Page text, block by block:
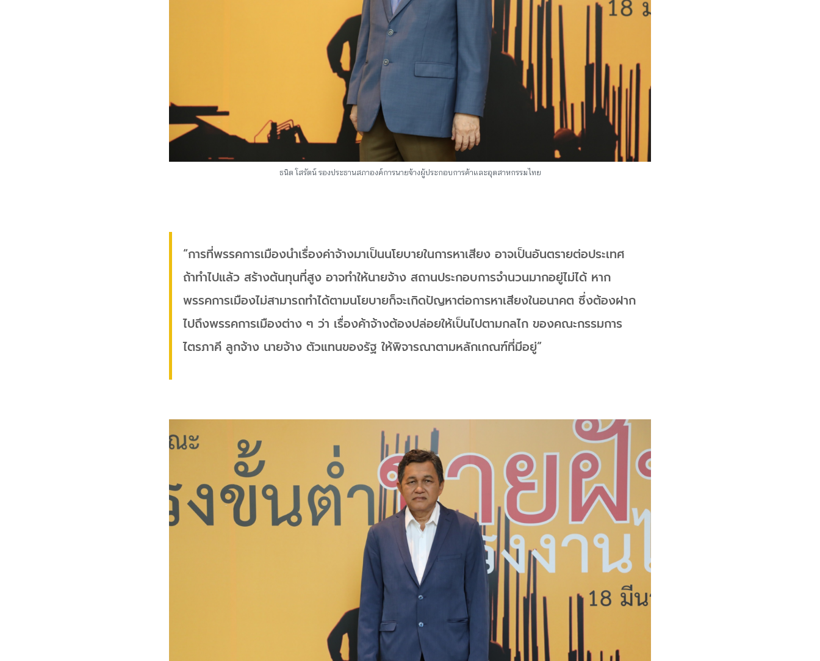
ธนิต โสรัตน์ รองประธานสภาองค์การนายจ้างผู้ประกอบการค้าและอุตสาหกรรมไทย
“การที่พรรคการเมืองนำเรื่องค่าจ้างมาเป็นนโยบายในการหาเสียง อาจเป็นอันตรายต่อประเทศ
ถ้าทำไปแล้ว สร้างต้นทุนที่สูง อาจทำให้นายจ้าง สถานประกอบการจำนวนมากอยู่ไม่ได้ หาก
พรรคการเมืองไม่สามารถทำได้ตามนโยบายก็จะเกิดปัญหาต่อการหาเสียงในอนาคต ซึ่งต้องฝาก
ไปถึงพรรคการเมืองต่าง ๆ ว่า เรื่องค้าจ้างต้องปล่อยให้เป็นไปตามกลไก ของคณะกรรมการ
ไตรภาคี ลูกจ้าง นายจ้าง ตัวแทนของรัฐ ให้พิจารณาตามหลักเกณฑ์ที่มีอยู่”